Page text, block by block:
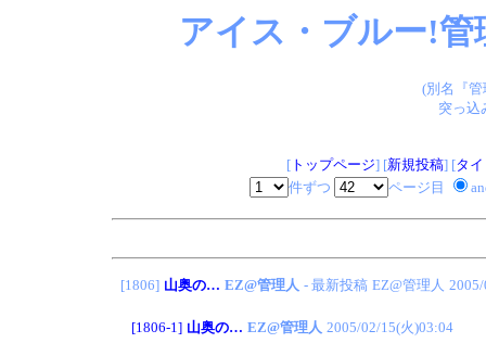
アイス・ブルー!
(別名『
突っ込
[トップページ] [新規投稿] [タ
件ずつ
ページ目
[1806] 山奥の… EZ@管理人 - 最新投稿 EZ@管理人
[1806-1] 山奥の… EZ@管理人 2005/02/15(火)03:04